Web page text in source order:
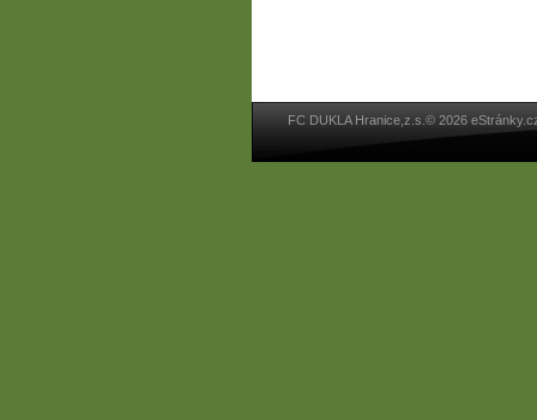
FC DUKLA Hranice,z.s.© 2026